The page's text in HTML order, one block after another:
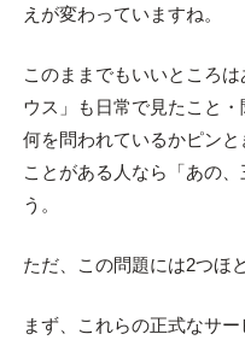
えが変わっていますね。
このままでもいいところ
ウス」も日常で見たこと・
何を問われているかピン
ことがある人なら「あの
う。
ただ、この問題には2つほ
まず、これらの正式なサ